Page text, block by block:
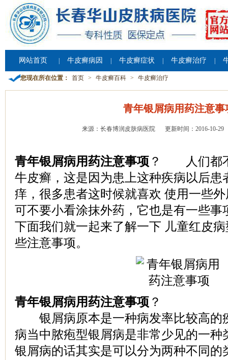
网站首页 牛皮癣病因 牛皮癣症状 牛皮癣治疗
您现在所在位置： 首页 > 牛皮癣百科 > 牛皮癣治疗
青年银屑病用药注意事
来源：长春博润皮肤病医院 更新时间：2016-10-29
青年银屑病用药注意事项 ？ 人们都不
牛皮癣，这是因为患上这种疾病以后患
痒，很多患者这时候就喜欢 使用一些
可不要小看涂抹外药，它也是有一些事
下面我们就一起来了解一下 儿童红皮
些注意事项。
青年银屑病用药注意事项 ？
银屑病原本是一种病发率比较高的
病当中脓疱型银屑病是非常少见的一种
银屑病的话其实是可以分为两种不同的